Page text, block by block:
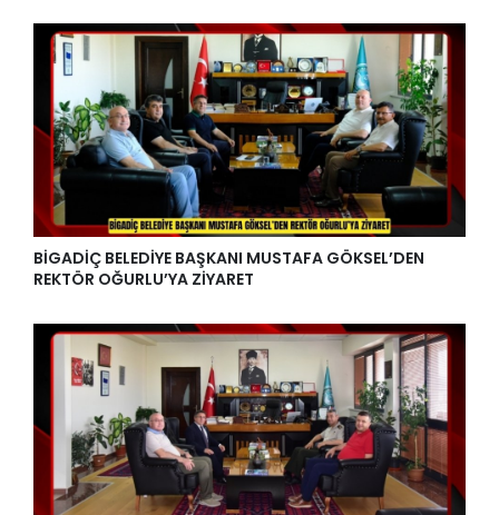
BİGADİÇ BELEDİYE BAŞKANI MUSTAFA GÖKSEL’DEN
REKTÖR OĞURLU’YA ZİYARET